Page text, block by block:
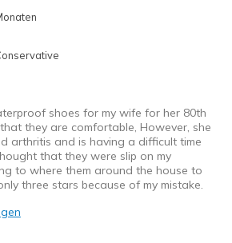
shoes for my wife for her 80th
they are comfortable, However, she
arthritis and is having a difficult time
that they were slip on my
to where them around the house to
three stars because of my mistake.